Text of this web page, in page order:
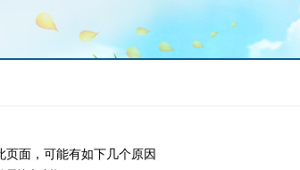
面，可能有如下几个原因